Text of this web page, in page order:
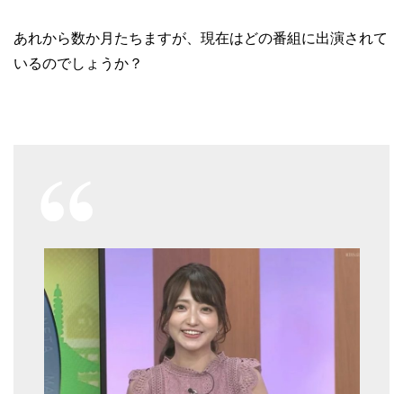
あれから数か月たちますが、現在はどの番組に出演されて
いるのでしょうか？